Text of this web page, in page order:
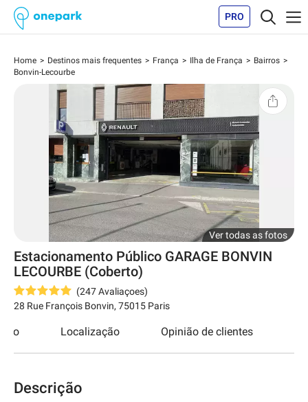
PRO
Home Destinos mais frequentes França Ilha de França
Bairros
Bonvin-Lecourbe
Ver todas as fotos
Estacionamento Público GARAGE BONVIN
LECOURBE (Coberto)
(247Avaliaçoes)
28 Rue François Bonvin, 75015 Paris
Localização Opinião de clientes
Descrição